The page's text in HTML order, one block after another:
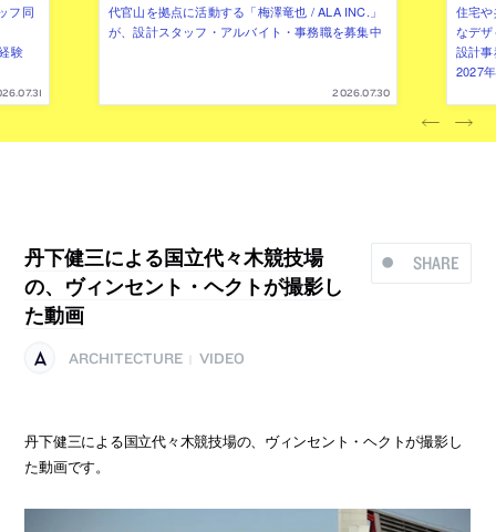
フ同
験
代官山を拠点に活動する「梅澤竜也 / ALA INC.」
が、設計スタッフ・アルバイト・事務職を募集中
2026.07.30
住宅
なデ
設計
2027
SHARE
丹下健三による国立代々木競技場
の、ヴィンセント・ヘクトが撮影し
た動画
ARCHITECTURE VIDEO
丹下健三による国立代々木競技場の、ヴィンセント・ヘクトが撮影し
た動画です。